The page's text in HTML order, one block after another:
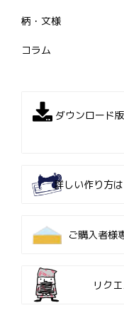
柄・文様
コラム
ダウンロード
詳しい作り方
ご購入者様
リク